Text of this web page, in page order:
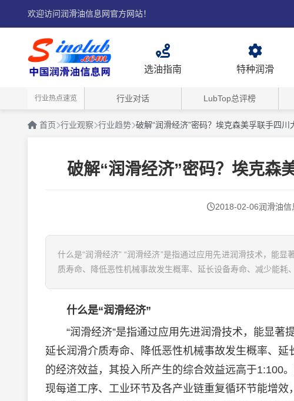
欢迎访问润滑油信息网官方网站！
选油指南 特种润滑
行业热点速览 行业对话 LubTop总评榜
首页 行业观察 行业趋势 破解“润滑经济”密码？埃克森美孚联手四川
破解“润滑经济”密码？埃克森
2018-02-06润滑油信
什么是“润滑经济” “润滑经济”是指通过应用先进润滑技术，能
质寿命、降低恶性机械事故发生概率、延长设备寿命、减少能耗
什么是“润滑经济”
“润滑经济”是指通过应用先进润滑技术，能显著
延长润滑介质寿命、降低恶性机械事故发生概率、
的经济效益，其投入所产生的综合效益远高于1:100
现每道工序、工业环节及各产业链重复循环节能增